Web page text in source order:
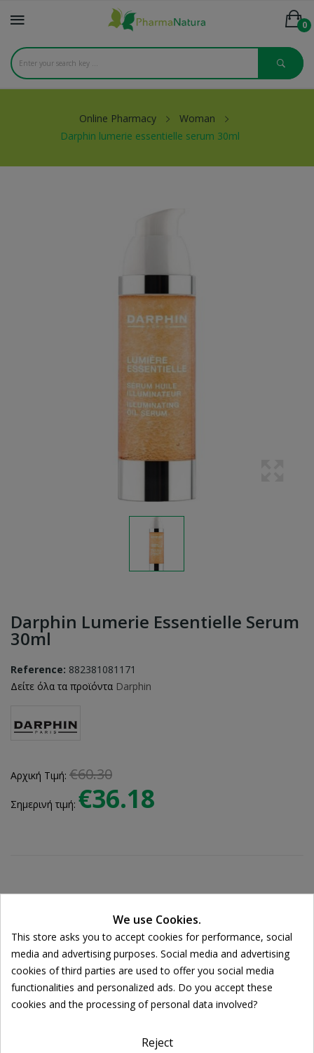
0
Online Pharmacy
Woman
Darphin lumerie essentielle serum 30ml
Darphin Lumerie Essentielle Serum
30ml
Reference: 882381081171
Δείτε όλα τα προϊόντα Darphin
Αρχική Τιμή: €60.30
Σημερινή τιμή: €36.18
 ADD TO CART
Share
We use Cookies.
This store asks you to accept cookies for performance, social
media and advertising purposes. Social media and advertising
cookies of third parties are used to offer you social media
functionalities and personalized ads. Do you accept these
cookies and the processing of personal data involved?
Reject